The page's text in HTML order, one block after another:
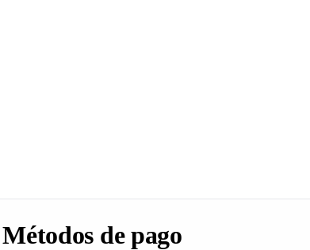
Métodos de pago